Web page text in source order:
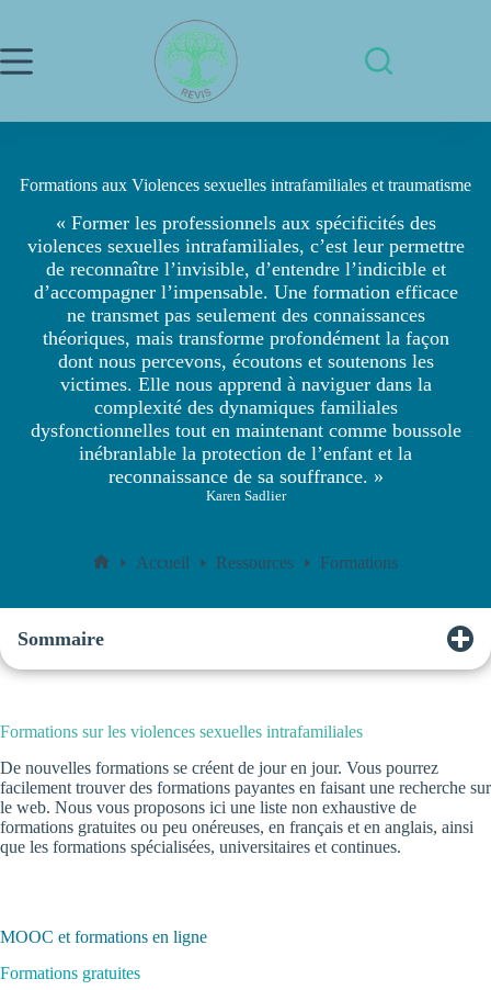
contenu
Formations aux Violences sexuelles intrafamiliales et traumatisme
« Former les professionnels aux spécificités des
violences sexuelles intrafamiliales, c’est leur permettre
de reconnaître l’invisible, d’entendre l’indicible et
d’accompagner l’impensable. Une formation efficace
ne transmet pas seulement des connaissances
théoriques, mais transforme profondément la façon
dont nous percevons, écoutons et soutenons les
victimes. Elle nous apprend à naviguer dans la
complexité des dynamiques familiales
dysfonctionnelles tout en maintenant comme boussole
inébranlable la protection de l’enfant et la
reconnaissance de sa souffrance. »
Karen Sadlier
Accueil Ressources Formations
Sommaire
Formations sur les violences sexuelles intrafamiliales
De nouvelles formations se créent de jour en jour. Vous pourrez
facilement trouver des formations payantes en faisant une recherche sur
le web. Nous vous proposons ici une liste non exhaustive de
formations gratuites ou peu onéreuses, en français et en anglais, ainsi
que les formations spécialisées, universitaires et continues.
MOOC et formations en ligne
Formations gratuites